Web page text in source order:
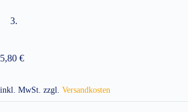
5,80 €
inkl. MwSt. zzgl. Versandkosten